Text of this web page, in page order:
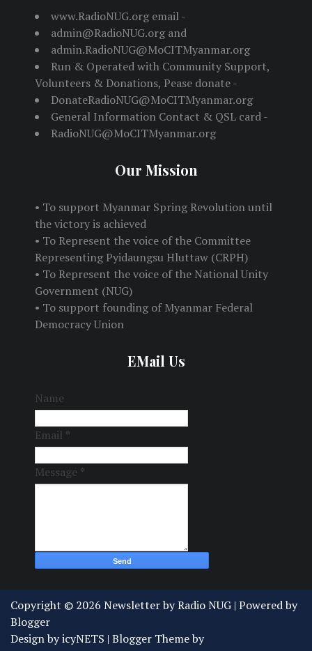
www.RadioNUG.org email -
admin@RadioNUG.org and
admin.RadioNUG@MoCITMyanmar.org
Run & Operated with Community Support,
Volunteers & Donations, Pease donate -
DonateRadioNUG@MoCITMyanmar.org
General Information Contact & QSL card -
RadioNUG@MoCITMyanmar.org
Our Mission
• To support Myanmar Spring Revolution until
the victory is achieved
• To Represent the voice of the Committee
Representing Pyidaungsu Hluttaw (CRPH)
• To Represent the voice of the National Unity
Government (NUG)
• To support founding of Myanmar Federal
Democracy Union
EMail Us
Name
Email *
Message *
Copyright © 2026 Newsletter by Radio NUG | Powered by
Blogger
Design byicyNETS | Blogger Theme by